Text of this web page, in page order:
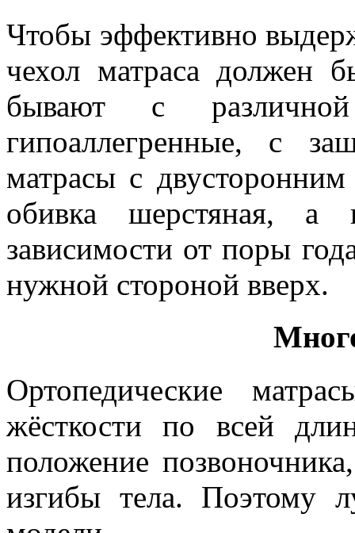
Чтобы эффективно
чехол матраса должен
бывают с
гипоаллегренные, с
матрасы с
обивка шерстяная,
зависимости от поры
нужной стороной вверх.
Ортопедические
жёсткости по всей
положение
изгибы тела. Поэтому